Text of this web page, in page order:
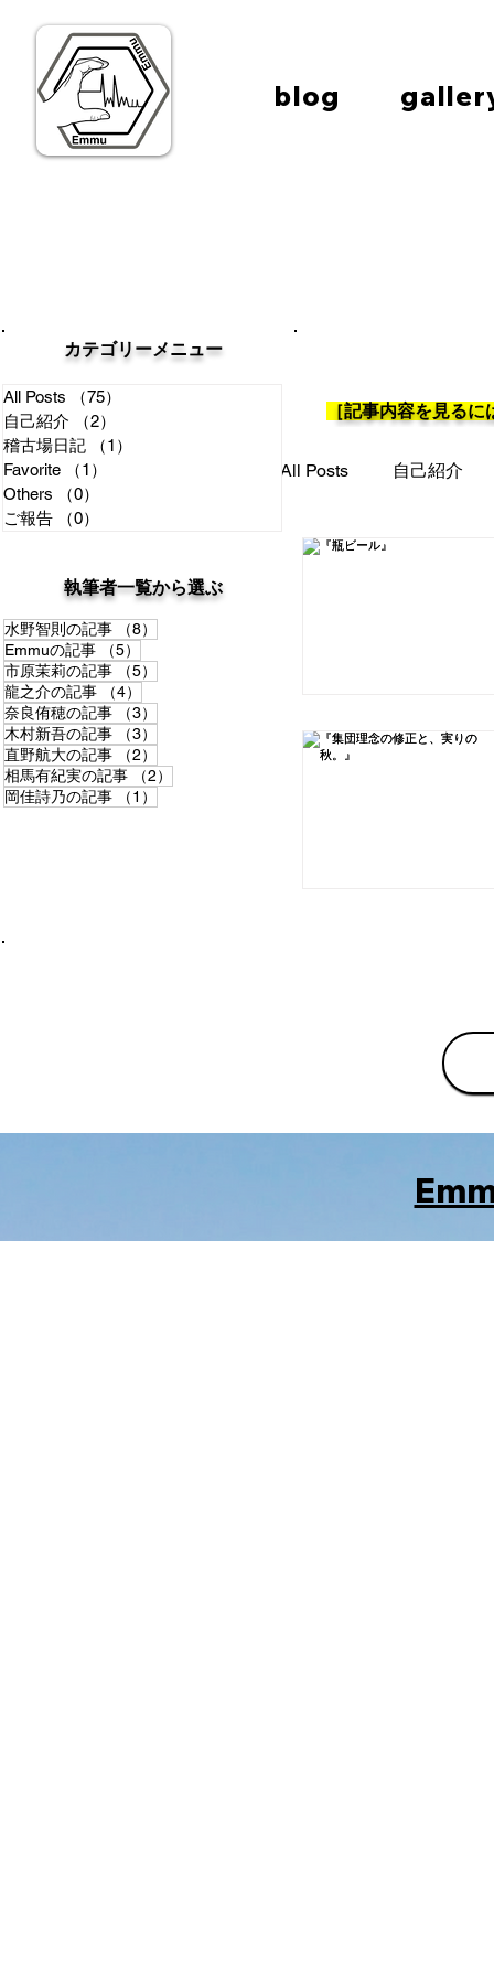
blog
［記事内容を見る
All Posts 自己紹介
稽古場日記
ご報告
カテゴリー​メニュー
All Posts （75）
自己紹介
（2）
稽古場日記
（1）
Favorite
（1）
Others
（0）
ご報告
（0）
​執筆者一覧から選ぶ
水野智則の記事 （8）
Emmuの記事
（5）
市原茉莉の記事
（5）
龍之介の記事
（4）
奈良侑穂の記事
（3）
木村新吾の記事
（3）
直野航大の記事
（2）
相馬有紀実の記事
（2）
岡佳詩乃の記事
（1）